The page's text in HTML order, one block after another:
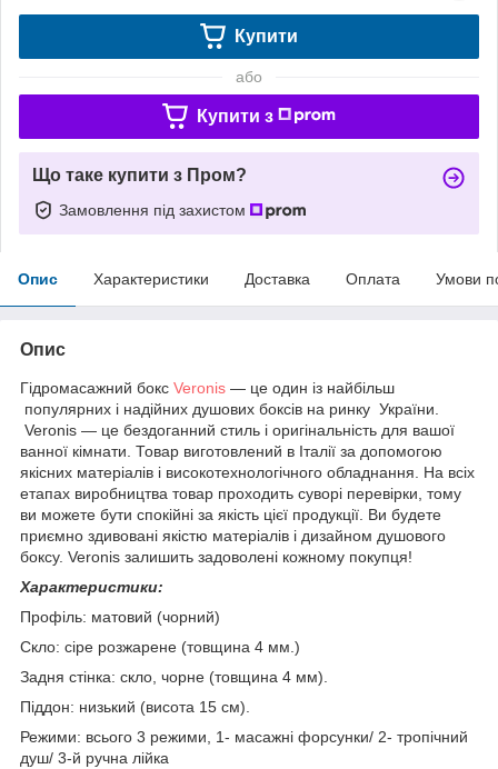
Купити
або
Купити з
Що таке купити з Пром?
Замовлення під захистом
Опис Характеристики Доставка Оплата Умови
Опис
Гідромасажний бокс Veronis — це один із найбільш
популярних і надійних душових боксів на ринку України.
Veronis — це бездоганний стиль і оригінальність для вашої
ванної кімнати. Товар виготовлений в Італії за допомогою
якісних матеріалів і високотехнологічного обладнання. На всіх
етапах виробництва товар проходить суворі перевірки, тому
ви можете бути спокійні за якість цієї продукції. Ви будете
приємно здивовані якістю матеріалів і дизайном душового
боксу. Veronis залишить задоволені кожному покупця!
Характеристики:
Профіль: матовий (чорний)
Скло: сіре розжарене (товщина 4 мм.)
Задня стінка: скло, чорне (товщина 4 мм).
Піддон: низький (висота 15 см).
Режими: всього 3 режими, 1- масажні форсунки/ 2- тропічний
душ/ 3-й ручна лійка